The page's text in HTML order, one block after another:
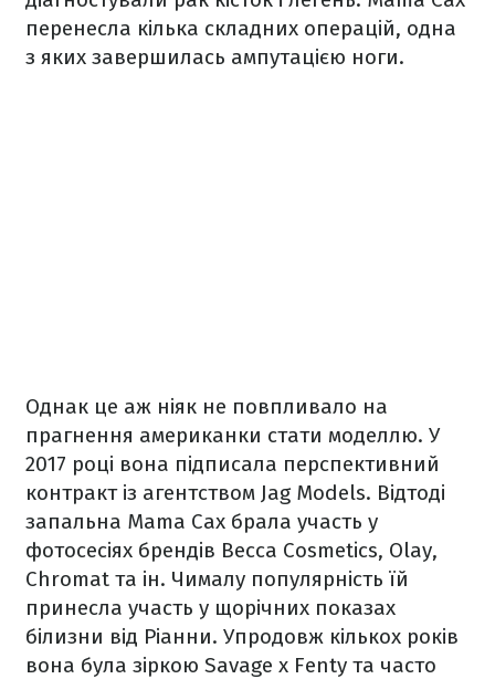
перенесла кілька складних операцій, одна
з яких завершилась ампутацією ноги.
Однак це аж ніяк не повпливало на
прагнення американки стати моделлю. У
2017 році вона підписала перспективний
контракт із агентством Jag Models. Відтоді
запальна Mama Cax брала участь у
фотосесіях брендів Becca Cosmetics, Olay,
Chromat та ін. Чималу популярність їй
принесла участь у щорічних показах
білизни від Ріанни. Упродовж кількох років
вона була зіркою Savage x Fenty та часто